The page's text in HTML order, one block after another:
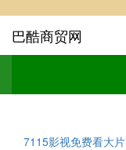
巴酷商贸网
7115影视免费看大片